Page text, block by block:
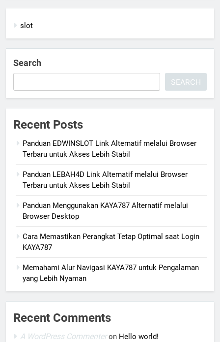
slot
Search
SEARCH
Recent Posts
Panduan EDWINSLOT Link Alternatif melalui Browser
Terbaru untuk Akses Lebih Stabil
Panduan LEBAH4D Link Alternatif melalui Browser
Terbaru untuk Akses Lebih Stabil
Panduan Menggunakan KAYA787 Alternatif melalui
Browser Desktop
Cara Memastikan Perangkat Tetap Optimal saat Login
KAYA787
Memahami Alur Navigasi KAYA787 untuk Pengalaman
yang Lebih Nyaman
Recent Comments
A WordPress Commenteron Hello world!